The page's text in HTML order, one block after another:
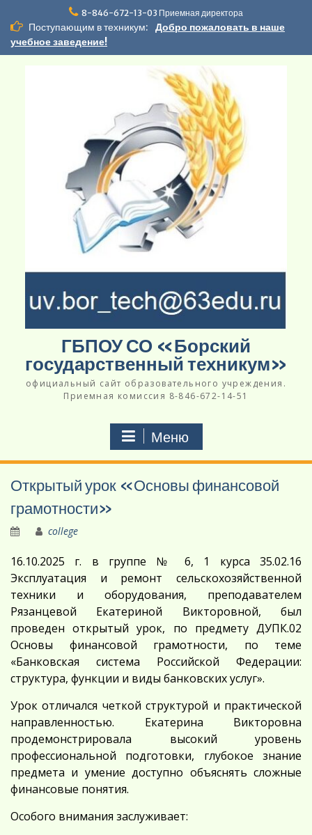
содержимому
8-846-672-13-03 Приемная директора
Поступающим в техникум:
Добро пожаловать в наше
учебное заведение!
ГБПОУ СО «Борский
государственный техникум»
официальный сайт образовательного учреждения.
Приемная комиссия 8-846-672-14-51
Меню
Открытый урок «Основы финансовой
грамотности»
college
16.10.2025 г. в группе № 6, 1 курса 35.02.16
Эксплуатация и ремонт сельскохозяйственной
техники и оборудования, преподавателем
Рязанцевой Екатериной Викторовной, был
проведен открытый урок, по предмету ДУПК.02
Основы финансовой грамотности, по теме
«Банковская система Российской Федерации:
структура, функции и виды банковских услуг».
Урок отличался четкой структурой и практической
направленностью. Екатерина Викторовна
продемонстрировала высокий уровень
профессиональной подготовки, глубокое знание
предмета и умение доступно объяснять сложные
финансовые понятия.
Особого внимания заслуживает: